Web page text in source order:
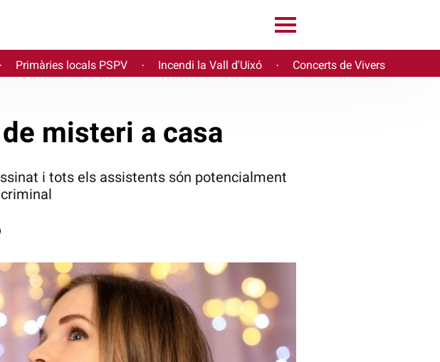
· Primàries locals PSPV · Incendi la Vall d'Uixó · Concerts de Vivers
misteri a casa
i tots els assistents són potencialment